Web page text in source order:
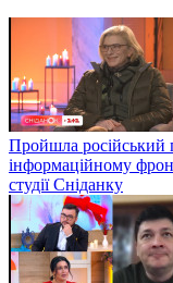
Пройшла російський
інформаційному
студії Сніданку